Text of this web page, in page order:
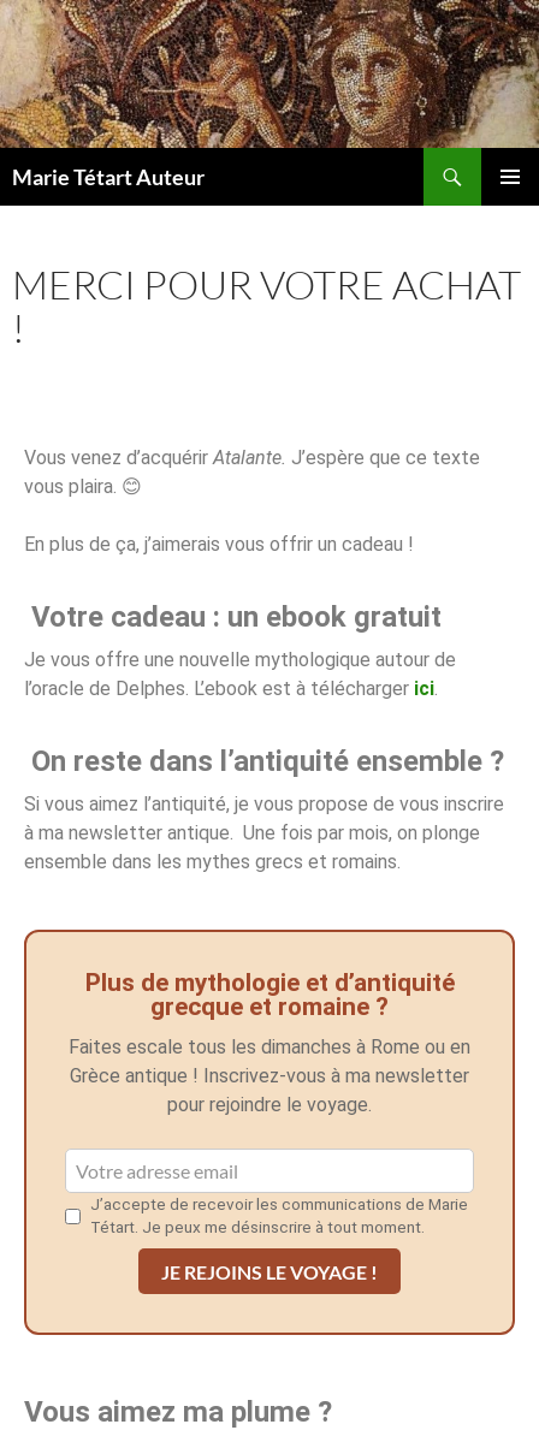
Marie Tétart Auteur
MERCI POUR VOTRE ACHAT
!
Vous venez d’acquérirAtalante. J’espère que ce texte
vous plaira. 😊
En plus de ça, j’aimerais vous offrir un cadeau !
Votre cadeau : un ebook gratuit
Je vous offre une nouvelle mythologique autour de
l’oracle de Delphes. L’ebook est à télécharger ici.
On reste dans l’antiquité ensemble ?
Si vous aimez l’antiquité, je vous propose de vous inscrire
à ma newsletter antique. Une fois par mois, on plonge
ensemble dans les mythes grecs et romains.
Plus de mythologie et d’antiquité
grecque et romaine ?
Faites escale tous les dimanches à Rome ou en
Grèce antique ! Inscrivez-vous à ma newsletter
pour rejoindre le voyage.
J’accepte de recevoir les communications de Marie
Tétart. Je peux me désinscrire à tout moment.
JE REJOINS LE VOYAGE !
Vous aimez ma plume ?